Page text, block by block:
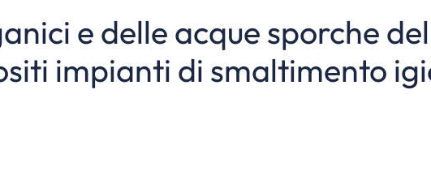
e delle acque sporche
impianti di smaltimento